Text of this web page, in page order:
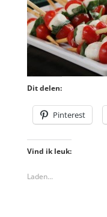
Dit delen:
Pinterest
Vind ik leuk:
Laden...